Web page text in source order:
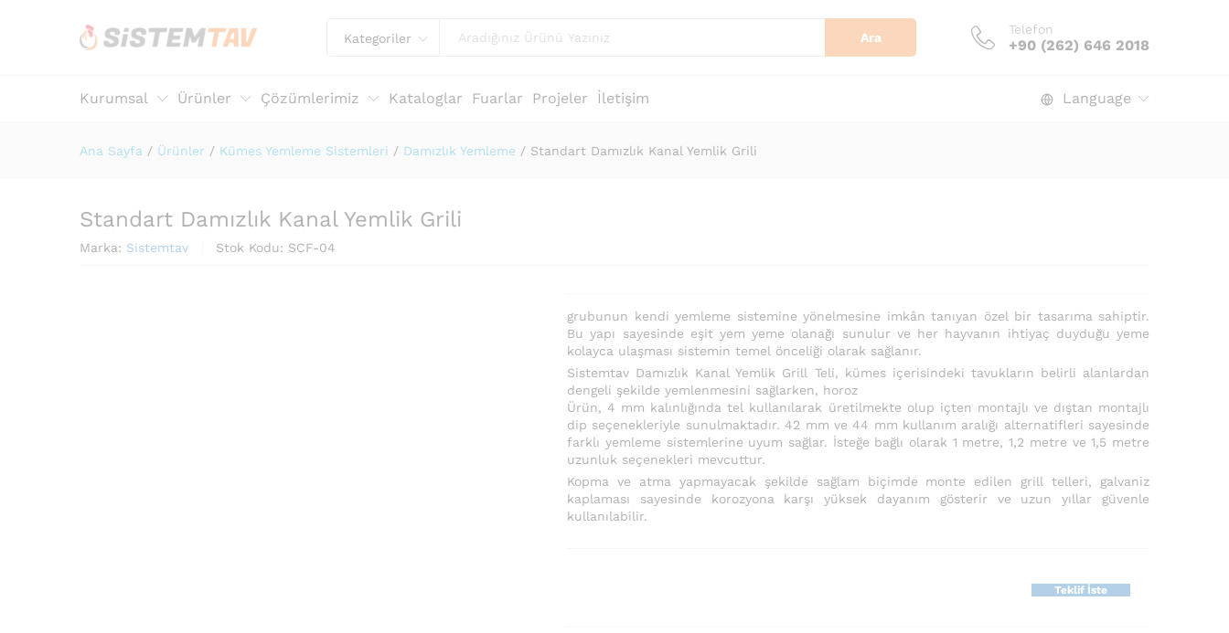
Kategoriler Ara
Telefon
+90 (262) 646 2018
Kurumsal Ürünler Çözümlerimiz Kataloglar Fuarlar Projeler İletişim Language
Ana Sayfa / Ürünler / Kümes Yemleme Sistemleri / Damızlık Yemleme / Standart Damızlık Kanal Yemlik Grili
Standart Damızlık Kanal Yemlik Grili
Marka: Sistemtav Stok Kodu: SCF-04
grubunun kendi yemleme sistemine yönelmesine imkân tanıyan özel bir tasarıma sahiptir.
Bu yapı sayesinde eşit yem yeme olanağı sunulur ve her hayvanın ihtiyaç duyduğu yeme
kolayca ulaşması sistemin temel önceliği olarak sağlanır.
Sistemtav Damızlık Kanal Yemlik Grill Teli, kümes içerisindeki tavukların belirli alanlardan
dengeli şekilde yemlenmesini sağlarken, horoz
Ürün, 4 mm kalınlığında tel kullanılarak üretilmekte olup içten montajlı ve dıştan montajlı
dip seçenekleriyle sunulmaktadır. 42 mm ve 44 mm kullanım aralığı alternatifleri sayesinde
farklı yemleme sistemlerine uyum sağlar. İsteğe bağlı olarak 1 metre, 1,2 metre ve 1,5 metre
uzunluk seçenekleri mevcuttur.
Kopma ve atma yapmayacak şekilde sağlam biçimde monte edilen grill telleri, galvaniz
kaplaması sayesinde korozyona karşı yüksek dayanım gösterir ve uzun yıllar güvenle
kullanılabilir.
Teklif İste